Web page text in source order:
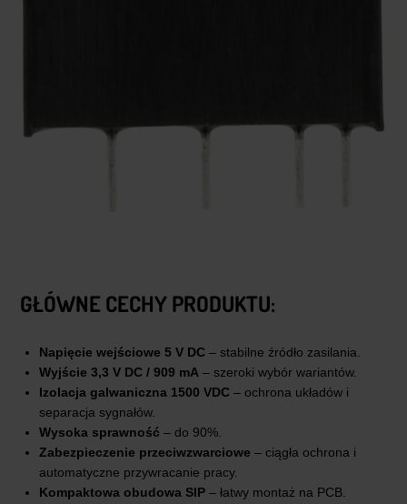
GŁÓWNE CECHY PRODUKTU:
Napięcie wejściowe 5 V DC – stabilne źródło zasilania.
Wyjście 3,3 V DC / 909 mA – szeroki wybór wariantów.
Izolacja galwaniczna 1500 VDC – ochrona układów i
separacja sygnałów.
Wysoka sprawność – do 90%.
Zabezpieczenie przeciwzwarciowe – ciągła ochrona i
automatyczne przywracanie pracy.
Kompaktowa obudowa SIP – łatwy montaż na PCB.